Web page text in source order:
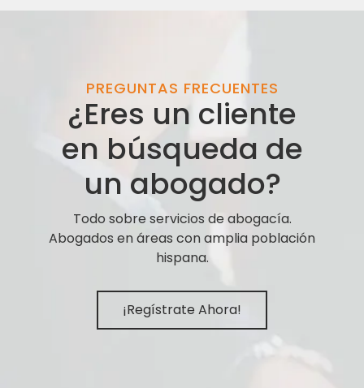
PREGUNTAS FRECUENTES
¿Eres un cliente
en búsqueda de
un abogado?
Todo sobre servicios de abogacía.
Abogados en áreas con amplia población
hispana.
¡Regístrate Ahora!